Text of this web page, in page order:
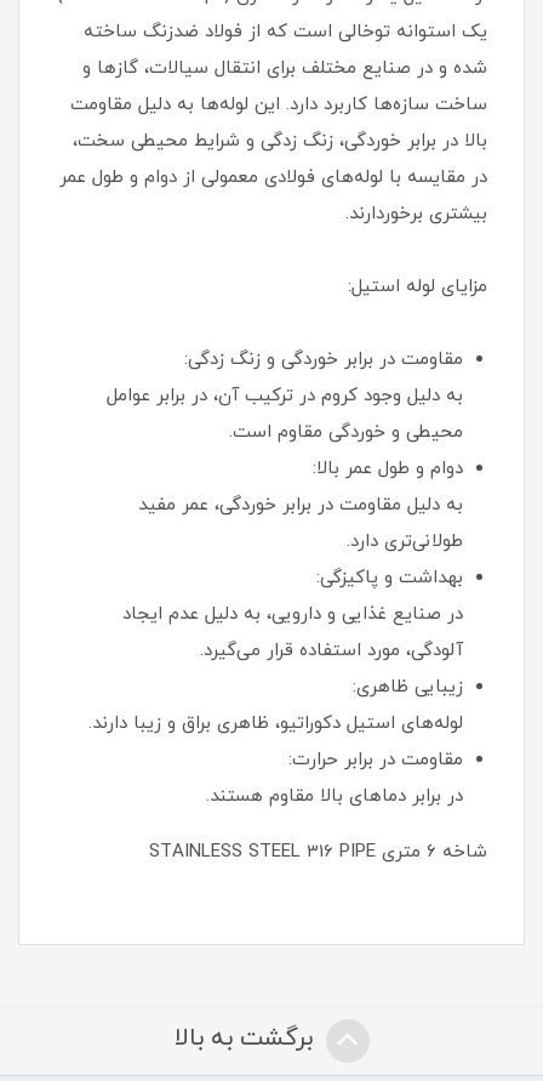
یک استوانه توخالی است که از فولاد ضدزنگ ساخته
شده و در صنایع مختلف برای انتقال سیالات، گازها و
ساخت سازه‌ها کاربرد دارد. این لوله‌ها به دلیل مقاومت
بالا در برابر خوردگی، زنگ زدگی و شرایط محیطی سخت،
در مقایسه با لوله‌های فولادی معمولی از دوام و طول عمر
بیشتری برخوردارند.
مزایای لوله استیل:
مقاومت در برابر خوردگی و زنگ زدگی:
به دلیل وجود کروم در ترکیب آن، در برابر عوامل
محیطی و خوردگی مقاوم است.
دوام و طول عمر بالا:
به دلیل مقاومت در برابر خوردگی، عمر مفید
طولانی‌تری دارد.
بهداشت و پاکیزگی:
در صنایع غذایی و دارویی، به دلیل عدم ایجاد
آلودگی، مورد استفاده قرار می‌گیرد.
زیبایی ظاهری:
لوله‌های استیل دکوراتیو، ظاهری براق و زیبا دارند.
مقاومت در برابر حرارت:
در برابر دماهای بالا مقاوم هستند.
شاخه ۶ متری STAINLESS STEEL 316 PIPE
برگشت به بالا